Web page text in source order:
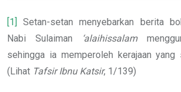
[1]
Setan-setan menyebarkan berita
Nabi Sulaiman
‘alaihissalam
sehingga ia memperoleh kerajaan yang
(Lihat Tafsir Ibnu Katsir, 1/139)